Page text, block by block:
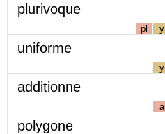
plurivoque
pl y
uniforme
y
additionne
a
polygone